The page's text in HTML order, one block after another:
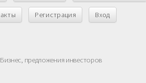
Регистрация Вход
Бизнес, предложения инвесторов